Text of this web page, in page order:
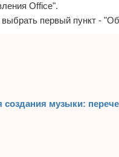
Office".
первый пункт -
музыки: